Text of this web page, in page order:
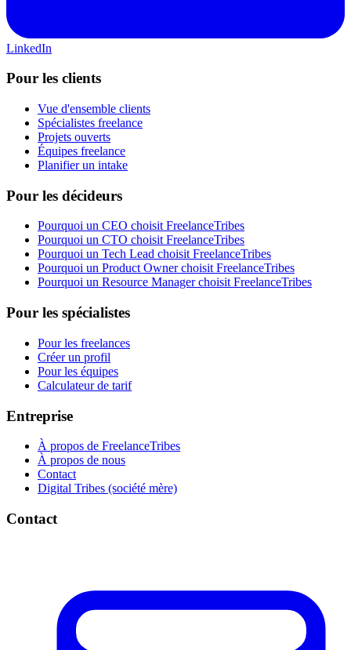
LinkedIn
Pour les clients
Vue d'ensemble clients
Spécialistes freelance
Projets ouverts
Équipes freelance
Planifier un intake
Pour les décideurs
Pourquoi un CEO choisit FreelanceTribes
Pourquoi un CTO choisit FreelanceTribes
Pourquoi un Tech Lead choisit FreelanceTribes
Pourquoi un Product Owner choisit FreelanceTribes
Pourquoi un Resource Manager choisit FreelanceTribes
Pour les spécialistes
Pour les freelances
Créer un profil
Pour les équipes
Calculateur de tarif
Entreprise
À propos de FreelanceTribes
À propos de nous
Contact
Digital Tribes (société mère)
Contact